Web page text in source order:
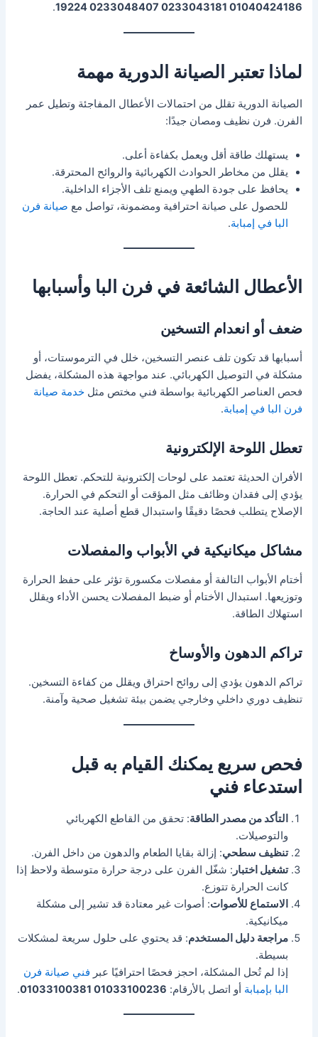
01040424186 0233043181 0233048407 19224
.
لماذا تعتبر الصيانة الدورية مهمة
الصيانة الدورية تقلل من احتمالات الأعطال المفاجئة وتطيل عمر
الفرن. فرن نظيف ومصان جيدًا:
يستهلك طاقة أقل ويعمل بكفاءة أعلى.
يقلل من مخاطر الحوادث الكهربائية والروائح المحترقة.
يحافظ على جودة الطهي ويمنع تلف الأجزاء الداخلية.
للحصول على صيانة احترافية ومضمونة، تواصل مع صيانة فرن
البا في إمبابة.
الأعطال الشائعة في فرن البا وأسبابها
ضعف أو انعدام التسخين
أسبابها قد تكون تلف عنصر التسخين، خلل في الترموستات، أو
مشكلة في التوصيل الكهربائي. عند مواجهة هذه المشكلة، يفضل
فحص العناصر الكهربائية بواسطة فني مختص مثلخدمة صيانة
فرن البا في إمبابة.
تعطل اللوحة الإلكترونية
الأفران الحديثة تعتمد على لوحات إلكترونية للتحكم. تعطل اللوحة
يؤدي إلى فقدان وظائف مثل المؤقت أو التحكم في الحرارة.
الإصلاح يتطلب فحصًا دقيقًا واستبدال قطع أصلية عند الحاجة.
مشاكل ميكانيكية في الأبواب والمفصلات
أختام الأبواب التالفة أو مفصلات مكسورة تؤثر على حفظ الحرارة
وتوزيعها. استبدال الأختام أو ضبط المفصلات يحسن الأداء ويقلل
استهلاك الطاقة.
تراكم الدهون والأوساخ
تراكم الدهون يؤدي إلى روائح احتراق ويقلل من كفاءة التسخين.
تنظيف دوري داخلي وخارجي يضمن بيئة تشغيل صحية وآمنة.
فحص سريع يمكنك القيام به قبل
استدعاء فني
التأكد من مصدر الطاقة: تحقق من القاطع الكهربائي
والتوصيلات.
تنظيف سطحي: إزالة بقايا الطعام والدهون من داخل الفرن.
تشغيل اختبار : شغّل الفرن على درجة حرارة متوسطة ولاحظ إذا
كانت الحرارة تتوزع.
الاستماع للأصوات: أصوات غير معتادة قد تشير إلى مشكلة
ميكانيكية.
مراجعة دليل المستخدم: قد يحتوي على حلول سريعة لمشكلات
بسيطة.
إذا لم تُحل المشكلة، احجز فحصًا احترافيًا عبر فني صيانة فرن
البا بإمبابة أو اتصل بالأرقام: 01033100236 01033100381
.